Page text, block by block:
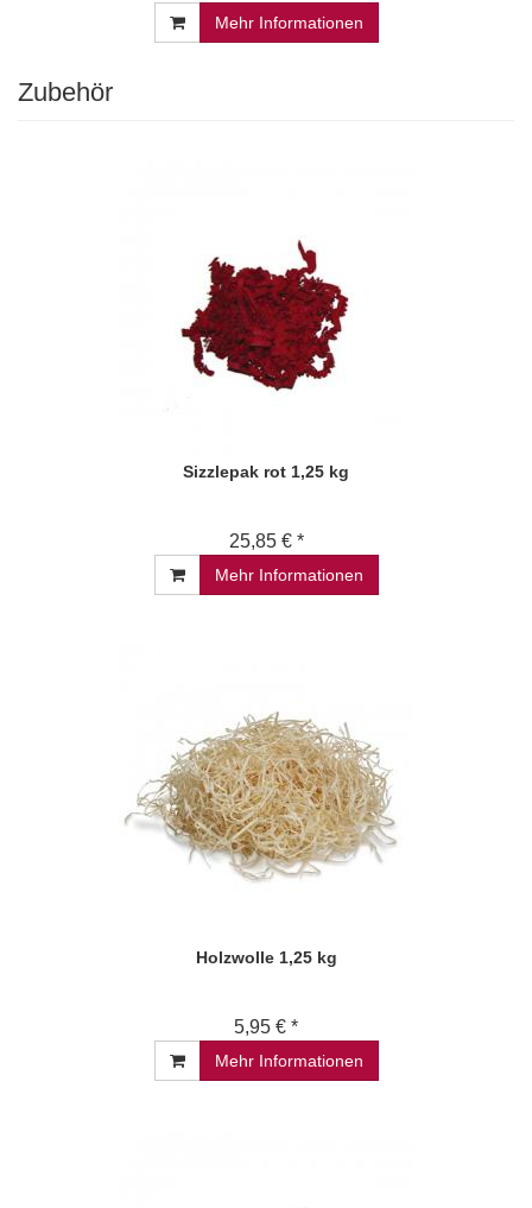
Mehr Informationen
Zubehör
Sizzlepak rot 1,25 kg
25,85 € *
Mehr Informationen
Holzwolle 1,25 kg
5,95 € *
Mehr Informationen